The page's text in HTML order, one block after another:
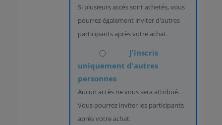
Si plusieurs accès sont achetés, vous
pourrez également inviter d'autres
participants après votre achat.
J'inscris
uniquement d'autres
personnes
Aucun accès ne vous sera attribué.
Vous pourrez inviter les participants
après votre achat.